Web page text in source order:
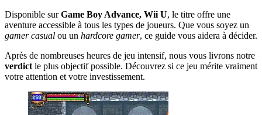
Disponible surGame Boy Advance, Wii U, le titre offre une
aventure accessible à tous les types de joueurs. Que vous soyez un
gamer casual ou un hardcore gamer, ce guide vous aidera à décider.
Après de nombreuses heures de jeu intensif, nous vous livrons notre
verdict le plus objectif possible. Découvrez si ce jeu mérite vraiment
votre attention et votre investissement.